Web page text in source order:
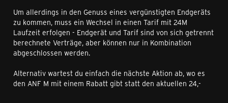
Um allerdings in den Genuss eines vergünstigten Endgeräts
zu kommen, muss ein Wechsel in einen Tarif mit 24M
Laufzeit erfolgen - Endgerät und Tarif sind von sich getrennt
berechnete Verträge, aber können nur in Kombination
abgeschlossen werden.
Alternativ wartest du einfach die nächste Aktion ab, wo es
den ANF M mit einem Rabatt gibt statt den aktuellen 24,-